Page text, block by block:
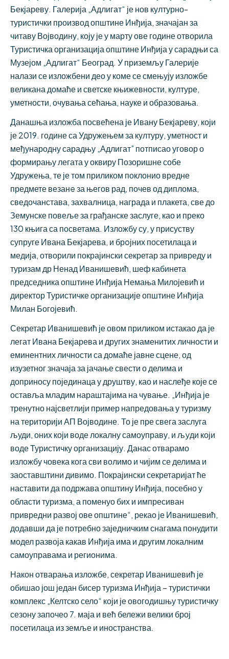
Бекјареву. Галерија „Адлигат“ је нов културно-
туристички производ општине Инђија, значајан за
читаву Војводину, коју је у марту ове године отворила
Туристичка организација општине Инђија у сарадњи са
Музејом „Адлигат“ Београд. У приземљу Галерије
налази се изложбени део у коме се смењују изложбе
великана домаће и светске књижевности, културе,
уметности, очувања сећања, науке и образовања.
Данашња изложба посвећена је Ивану Бекјареву, који
је 2019. године са Удружењем за културу, уметност и
међународну сарадњу „Адлигат” потписао уговор о
формирању легата у оквиру Позоришне собе
Удружења, те је том приликом поклонио вредне
предмете везанe за његов рад, почев од диплома,
сведочанстава, захвалница, награда и плакета, све до
Земунске повеље за грађанске заслуге, као и преко
130 књига са посветама. Изложбу су, у присуству
супруге Ивана Бекјарева, и брoјних посетилаца и
медија, отворили покрајински секретар за привреду и
туризам др Ненад Иванишевић, шеф кабинета
председника општине Инђија Немања Милојевић и
директор Туристичке организације општине Инђија
Милан Богојевић.
Секретар Иванишевић је овом приликом истакао да је
легат Ивана Бекјарева и других знаменитих личности и
еминентних личности са домаће јавне сцене, од
изузетног значаја за јачање свести о делима и
доприносу појединаца у друштву, као и наслеђе које се
оставља младим нараштајима на чување. „Инђија је
тренутно најсветлији пример напредовања у туризму
на територији АП Војводине. То је пре свега заслуга
људи, оних који воде локалну самоуправу, и љyди који
воде Туристичку организацију. Данас отварамо
изложбу човека кога сви волимо и чијим се делима и
заоставштини дивимо. Покрајински секретаријат ће
наставити да подржава општину Инђија, посебно у
области туризма, а поменуо бих и импресиван
привредни развој ове општине“, рекао је Иванишевић,
додавши да је потребно заједничким снагама понудити
модел развоја какав Инђија има и другим локалним
самоуправама и регионима.
Након отварања изложбе, секретар Иванишевић је
обишао још један бисер туризма Инђија – туристички
комплекс „Келтско село“ који је овогодишњу туристичку
сезону започео 7. маја и већ бележи велики број
посетилаца из земље и иностранства.